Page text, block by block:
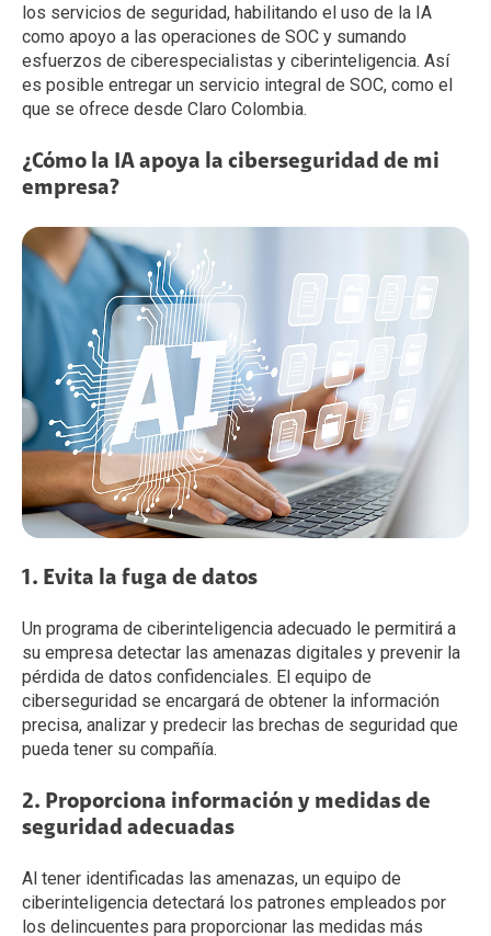
los servicios de seguridad, habilitando el uso de la IA
como apoyo a las operaciones de SOC y sumando
esfuerzos de ciberespecialistas y ciberinteligencia. Así
es posible entregar un servicio integral de SOC, como el
que se ofrece desde Claro Colombia.
¿Cómo la IA apoya la ciberseguridad de mi
empresa?
1. Evita la fuga de datos
Un programa de ciberinteligencia adecuado le permitirá a
su empresa detectar las amenazas digitales y prevenir la
pérdida de datos confidenciales. El equipo de
ciberseguridad se encargará de obtener la información
precisa, analizar y predecir las brechas de seguridad que
pueda tener su compañía.
2. Proporciona información y medidas de
seguridad adecuadas
Al tener identificadas las amenazas, un equipo de
ciberinteligencia detectará los patrones empleados por
los delincuentes para proporcionar las medidas más